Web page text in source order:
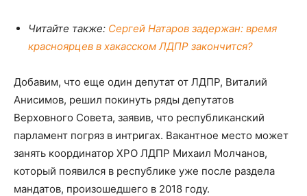
Читайте также: Сергей Натаров задержан: время
красноярцев в хакасском ЛДПР закончится?
Добавим, что еще один депутат от ЛДПР, Виталий
Анисимов, решил покинуть ряды депутатов
Верховного Совета, заявив, что республиканский
парламент погряз в интригах. Вакантное место может
занять координатор ХРО ЛДПР Михаил Молчанов,
который появился в республике уже после раздела
мандатов, произошедшего в 2018 году.